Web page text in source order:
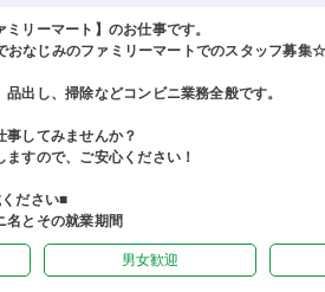
リーマート】のお仕事です。
なじみのファミリーマートでのスタッフ募集
出し、掃除などコンビニ業務全般です。
事してみませんか？
すので、ご安心ください！
ださい■
名とその就業期間
男女歓迎